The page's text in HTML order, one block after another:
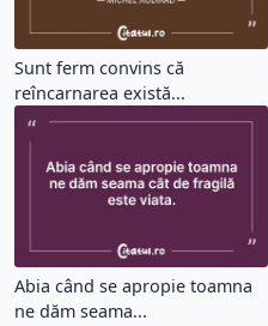
Sunt ferm convins că
reîncarnarea există...
Abia când se apropie toamna
ne dăm seama...